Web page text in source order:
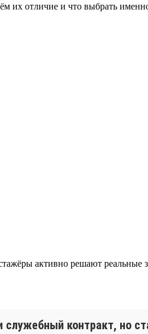
их отличие и что выбрать
активно решают реальные
контракт, но